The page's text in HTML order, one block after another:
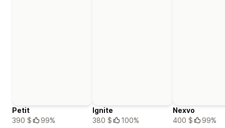
Petit
390 $
99%
Ignite
380 $
100%
Nexvo
400 $
99%